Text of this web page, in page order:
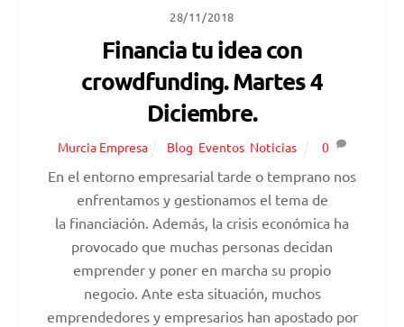
28/11/2018
Financia tu idea con
crowdfunding. Martes 4
Diciembre.
Murcia Empresa Blog Eventos Noticias 0
En el entorno empresarial tarde o temprano nos
enfrentamos y gestionamos el tema de
la financiación. Además, la crisis económica ha
provocado que muchas personas decidan
emprender y poner en marcha su propio
negocio. Ante esta situación, muchos
emprendedores y empresarios han apostado por